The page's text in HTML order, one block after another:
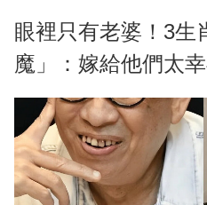
眼裡只有老婆！3生
魔」：嫁給他們太